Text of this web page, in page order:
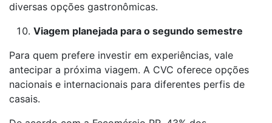
diversas opções gastronômicas.
Viagem planejada para o segundo semestre
Para quem prefere investir em experiências, vale
antecipar a próxima viagem. A CVC oferece opções
nacionais e internacionais para diferentes perfis de
casais.